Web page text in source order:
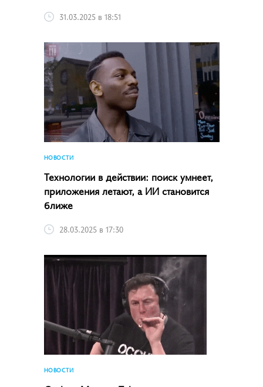
31.03.2025 в 18:51
НОВОСТИ
Технологии в действии: поиск умнеет,
приложения летают, а ИИ становится
ближе
28.03.2025 в 17:30
НОВОСТИ